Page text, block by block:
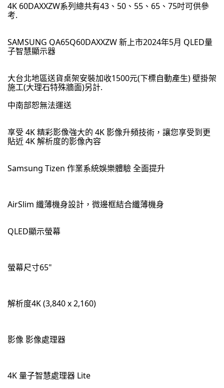
4K 60DAXXZW系列總共有43、50、55、65、75吋可供參
考.
SAMSUNG QA65Q60DAXXZW 新上市2024年5月 QLED量
子智慧顯示器
大台北地區送貨桌架安裝加收1500元(下標自動產生) 壁掛架
施工(大理石特殊牆面)另計.
中南部恕無法運送
享受 4K 精彩影像強大的 4K 影像升頻技術，讓您享受到更
貼近 4K 解析度的影像內容
Samsung Tizen 作業系統娛樂體驗 全面提升
AirSlim 纖薄機身設計，微邊框結合纖薄機身
QLED顯示螢幕
螢幕尺寸65"
解析度4K (3,840 x 2,160)
影像 影像處理器
4K 量子智慧處理器 Lite